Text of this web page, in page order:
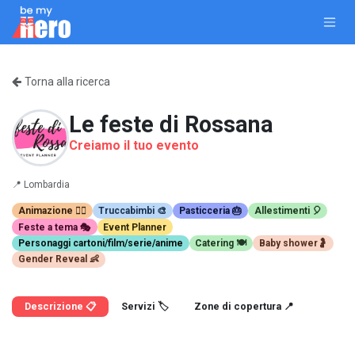
Passa al contenuto
Torna alla ricerca
Le feste di Rossana
Creiamo il tuo evento
📍 Lombardia
Animazione 🤹‍♂️ Truccabimbi 🎨 Pasticceria 🎂
Allestimenti 🎈
Feste a tema 🎭
Event Planner
Personaggi cartoni/film/serie/anime
Catering 🍽️
Baby shower🤰
Gender Reveal 👶
Descrizione 📋 Servizi 🏷️ Zone di copertura 📍